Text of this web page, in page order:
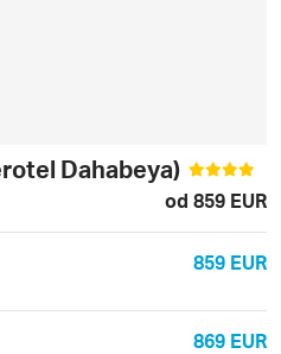
Dahabeya)
od 859 EUR
859 EUR
869 EUR